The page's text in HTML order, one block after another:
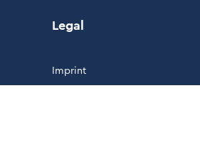
Legal
Imprint